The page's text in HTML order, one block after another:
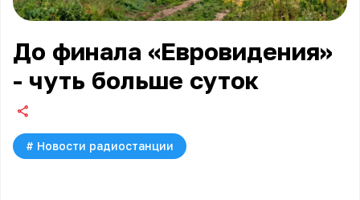
До финала «Евровидения»
- чуть больше суток
# Новости радиостанции